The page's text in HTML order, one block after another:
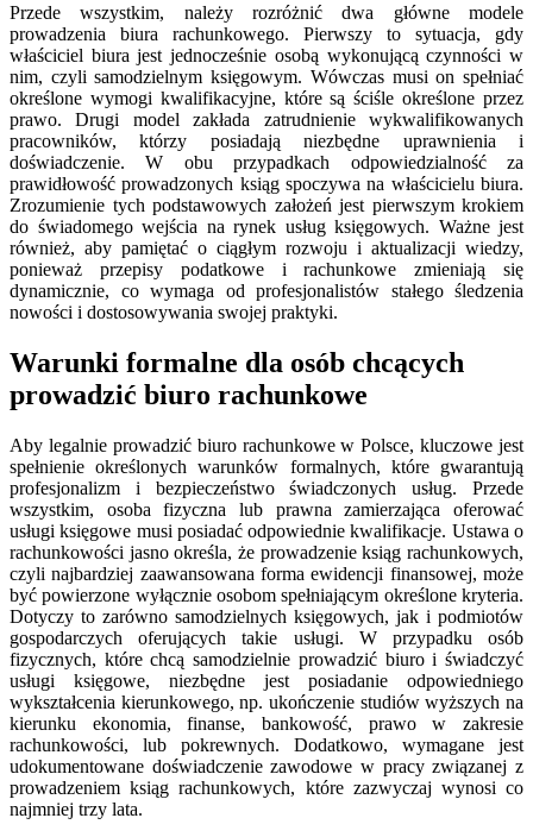
Przede wszystkim, należy rozróżnić dwa główne modele
prowadzenia biura rachunkowego. Pierwszy to sytuacja, gdy
właściciel biura jest jednocześnie osobą wykonującą czynności w
nim, czyli samodzielnym księgowym. Wówczas musi on spełniać
określone wymogi kwalifikacyjne, które są ściśle określone przez
prawo. Drugi model zakłada zatrudnienie wykwalifikowanych
pracowników, którzy posiadają niezbędne uprawnienia i
doświadczenie. W obu przypadkach odpowiedzialność za
prawidłowość prowadzonych ksiąg spoczywa na właścicielu biura.
Zrozumienie tych podstawowych założeń jest pierwszym krokiem
do świadomego wejścia na rynek usług księgowych. Ważne jest
również, aby pamiętać o ciągłym rozwoju i aktualizacji wiedzy,
ponieważ przepisy podatkowe i rachunkowe zmieniają się
dynamicznie, co wymaga od profesjonalistów stałego śledzenia
nowości i dostosowywania swojej praktyki.
Warunki formalne dla osób chcących
prowadzić biuro rachunkowe
Aby legalnie prowadzić biuro rachunkowe w Polsce, kluczowe jest
spełnienie określonych warunków formalnych, które gwarantują
profesjonalizm i bezpieczeństwo świadczonych usług. Przede
wszystkim, osoba fizyczna lub prawna zamierzająca oferować
usługi księgowe musi posiadać odpowiednie kwalifikacje. Ustawa o
rachunkowości jasno określa, że prowadzenie ksiąg rachunkowych,
czyli najbardziej zaawansowana forma ewidencji finansowej, może
być powierzone wyłącznie osobom spełniającym określone kryteria.
Dotyczy to zarówno samodzielnych księgowych, jak i podmiotów
gospodarczych oferujących takie usługi. W przypadku osób
fizycznych, które chcą samodzielnie prowadzić biuro i świadczyć
usługi księgowe, niezbędne jest posiadanie odpowiedniego
wykształcenia kierunkowego, np. ukończenie studiów wyższych na
kierunku ekonomia, finanse, bankowość, prawo w zakresie
rachunkowości, lub pokrewnych. Dodatkowo, wymagane jest
udokumentowane doświadczenie zawodowe w pracy związanej z
prowadzeniem ksiąg rachunkowych, które zazwyczaj wynosi co
najmniej trzy lata.